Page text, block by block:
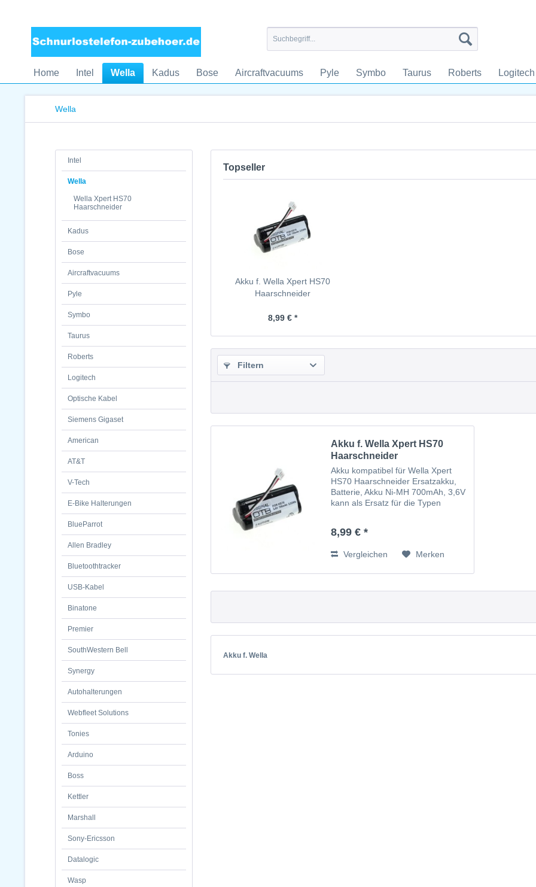
Home Intel Wella Kadus Bose Aircraftvacuums Pyle Symbo Taurus Roberts Logitech
Wella
Intel
Wella
Wella Xpert HS70
Haarschneider
Kadus
Bose
Aircraftvacuums
Pyle
Symbo
Taurus
Roberts
Logitech
Optische Kabel
Siemens Gigaset
American
AT&T
V-Tech
E-Bike Halterungen
BlueParrot
Allen Bradley
Bluetoothtracker
USB-Kabel
Binatone
Premier
SouthWestern Bell
Synergy
Autohalterungen
Webfleet Solutions
Tonies
Arduino
Boss
Kettler
Marshall
Sony-Ericsson
Datalogic
Wasp
Topseller
Akku f. Wella Xpert HS70
Haarschneider
8,99 € *
Filtern
Akku f. Wella Xpert HS70
Haarschneider
Akku kompatibel für Wella Xpert
HS70 Haarschneider Ersatzakku,
Batterie, Akku Ni-MH 700mAh, 3,6V
kann als Ersatz für die Typen
8,99 € *
Vergleichen Merken
Akku f. Wella